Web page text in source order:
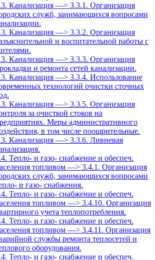
Канализация —> 3.3.1. Организация
служб, занимающихся вопросами
Канализация —> 3.3.2. Организация
и воспитательной работы с
Канализация —> 3.3.3. Организация
и ремонта сетей канализации.
Канализация —> 3.3.4. Использование
технологий очистки сточных
Канализация —> 3.3.5. Организация
за очисткой стоков на
Меры административного
в том числе поощрительные.
Канализация —> 3.3.6. Ливневая
Тепло- и газо- снабжение и обеспеч.
топливом —> 3.4.1. Организация
служб, занимающихся вопросами
и газо- снабжения.
Тепло- и газо- снабжение и обеспеч.
топливом —> 3.4.10. Организация
учета теплопотребления.
Тепло- и газо- снабжение и обеспеч.
топливом —> 3.4.11. Организация
службы ремонта теплосетей и
оборудования.
Тепло- и газо- снабжение и обеспеч.